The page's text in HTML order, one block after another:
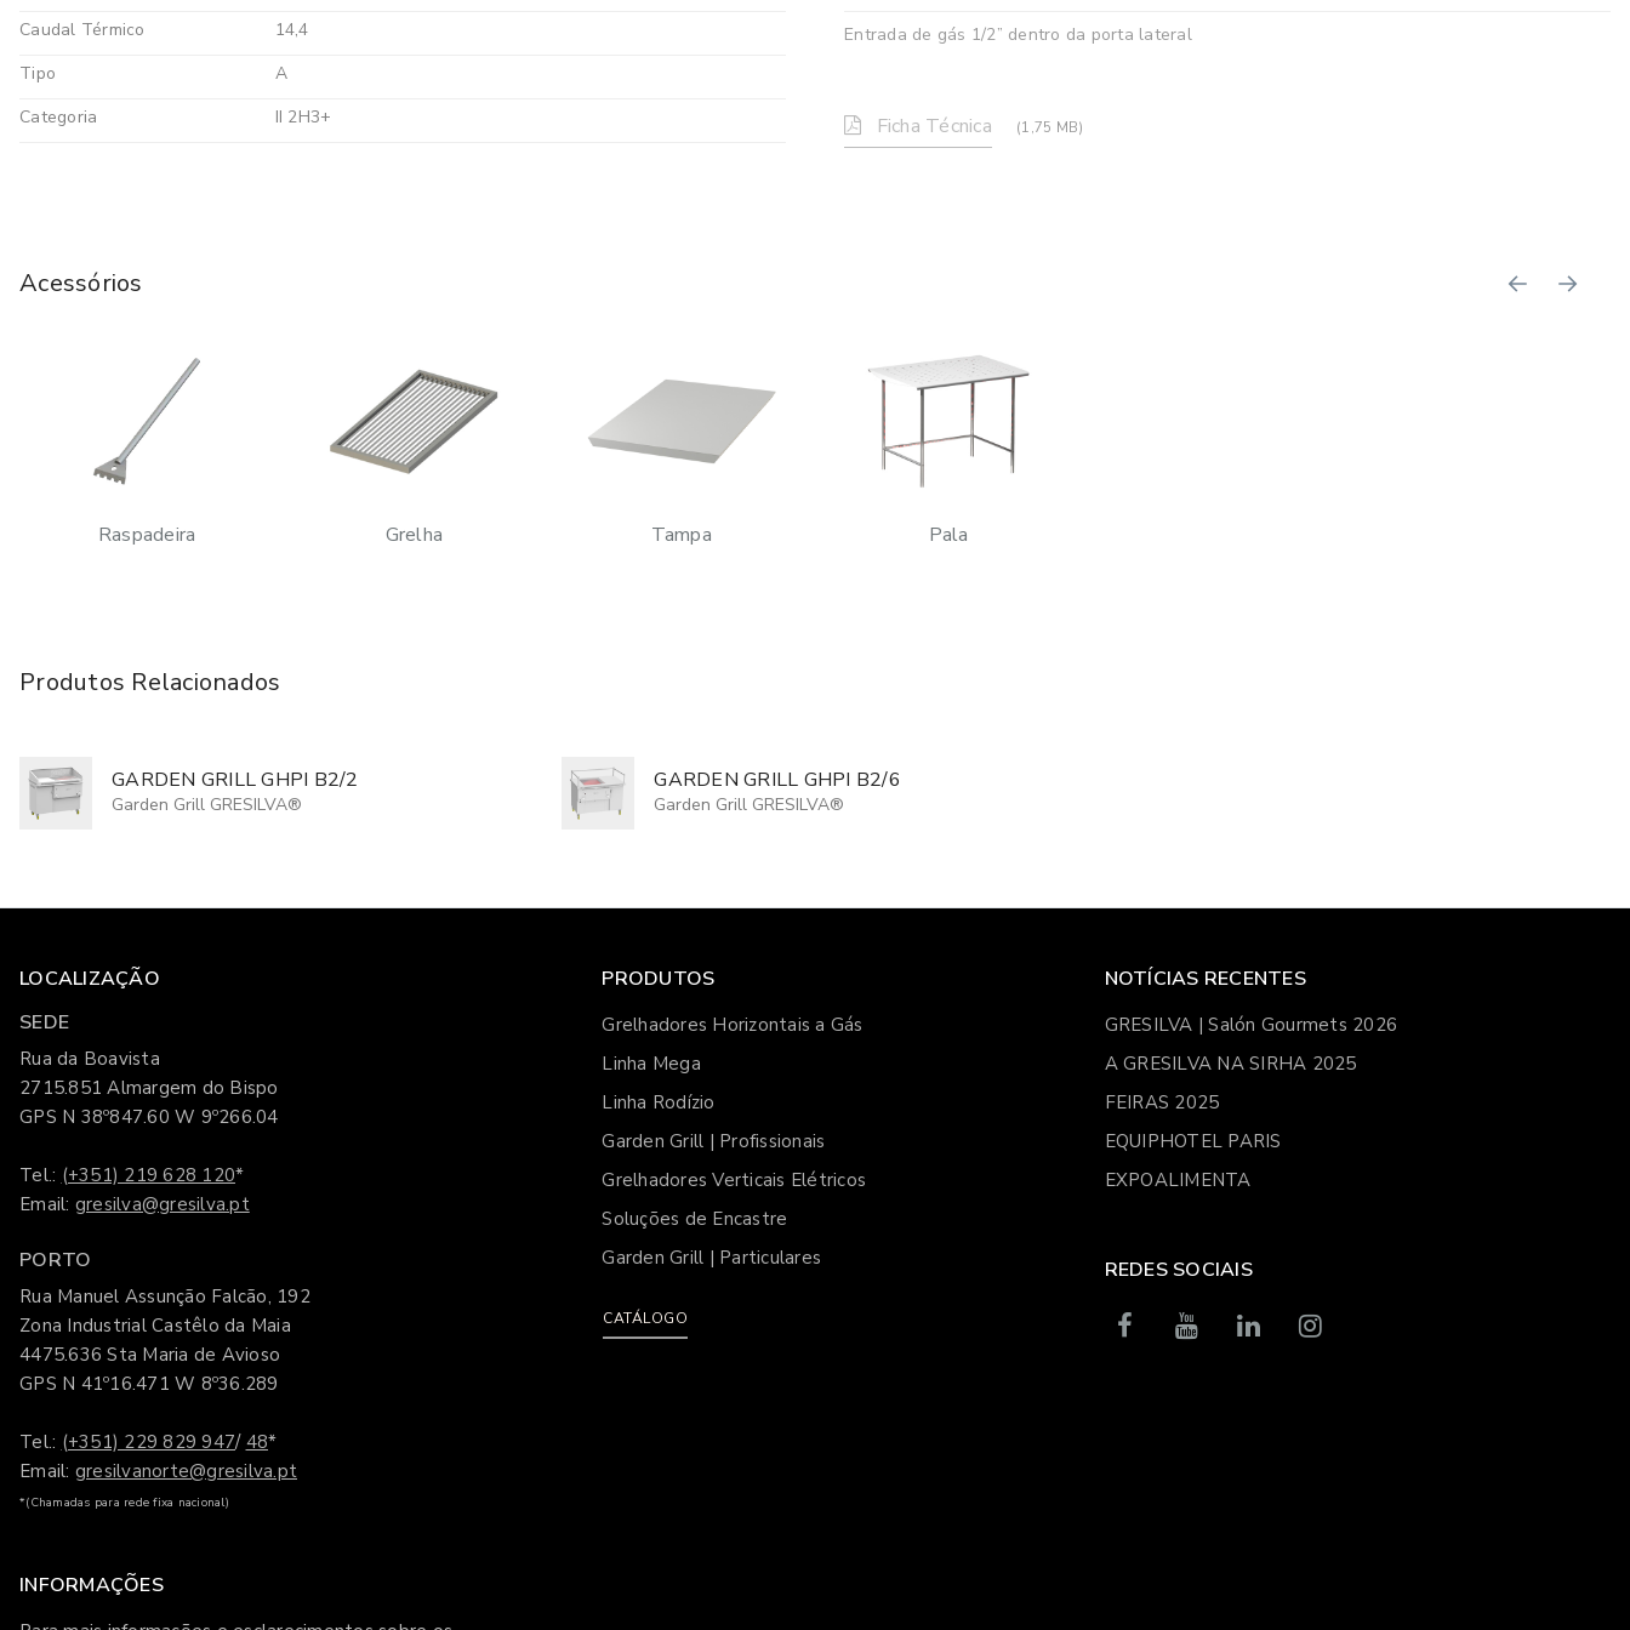
Caudal Térmico
14,4
Tipo
A
Categoria
II 2H3+
Entrada de gás 1/2” dentro da porta lateral
Ficha Técnica (1,75 MB)
Acessórios
Raspadeira Grelha Tampa Pala
Produtos Relacionados
GARDEN GRILL GHPI B2/2
Garden Grill GRESILVA®
GARDEN GRILL GHPI B2/6
Garden Grill GRESILVA®
LOCALIZAÇÃO
SEDE
Rua da Boavista
2715.851 Almargem do Bispo
GPS N 38º847.60 W 9º266.04
Tel.: (+351) 219 628 120*
Email: gresilva@gresilva.pt
PORTO
Rua Manuel Assunção Falcão, 192
Zona Industrial Castêlo da Maia
4475.636 Sta Maria de Avioso
GPS N 41º16.471 W 8º36.289
Tel.: (+351) 229 829 947/ 48*
Email: gresilvanorte@gresilva.pt
*(Chamadas para rede fixa nacional)
INFORMAÇÕES
PRODUTOS
Grelhadores Horizontais a Gás
Linha Mega
Linha Rodízio
Garden Grill | Profissionais
Grelhadores Verticais Elétricos
Soluções de Encastre
Garden Grill | Particulares
CATÁLOGO
NOTÍCIAS RECENTES
GRESILVA | Salón Gourmets 2026
A GRESILVA NA SIRHA 2025
FEIRAS 2025
EQUIPHOTEL PARIS
EXPOALIMENTA
REDES SOCIAIS